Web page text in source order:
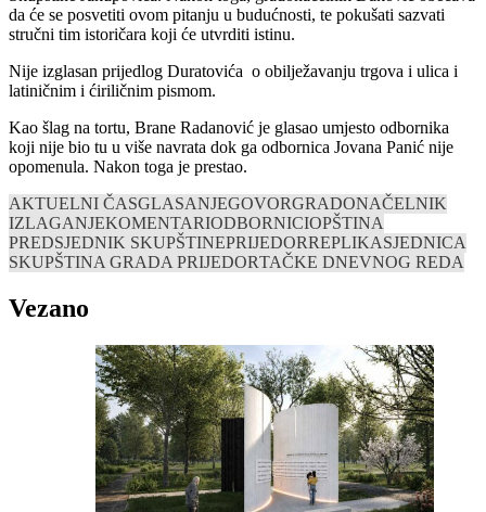
da će se posvetiti ovom pitanju u budućnosti, te pokušati sazvati
stručni tim istoričara koji će utvrditi istinu.
Nije izglasan prijedlog Duratovića o obilježavanju trgova i ulica i
latiničnim i ćiriličnim pismom.
Kao šlag na tortu, Brane Radanović je glasao umjesto odbornika
koji nije bio tu u više navrata dok ga odbornica Jovana Panić nije
opomenula. Nakon toga je prestao.
AKTUELNI ČASGLASANJEGOVORGRADONAČELNIK
IZLAGANJEKOMENTARIODBORNICIOPŠTINA
PREDSJEDNIK SKUPŠTINEPRIJEDORREPLIKASJEDNICA
SKUPŠTINA GRADA PRIJEDORTAČKE DNEVNOG REDA
Vezano